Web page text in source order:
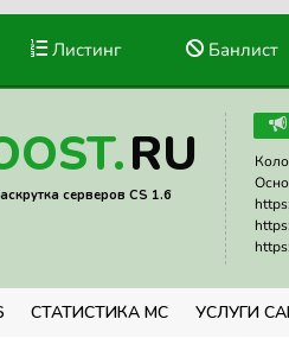
Листинг Банлист
RU
серверов CS 1.6
СТАТИСТИКА МС УСЛУГИ